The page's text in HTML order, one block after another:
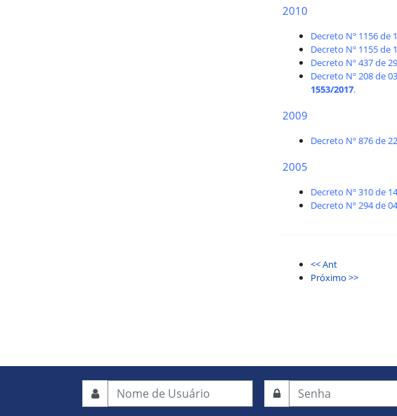
2010
Decreto Nº 1156 de
Decreto Nº 1155 de
Decreto Nº 437 de
Decreto Nº 208 de
1553/2017.
2009
Decreto Nº 876 de
2005
Decreto Nº 310 de
Decreto Nº 294 de
<< Ant
Próximo >>